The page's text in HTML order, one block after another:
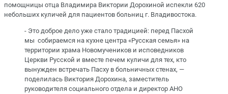
помощницы отца Владимира Виктории Дорохиной испекли 620
небольших куличей для пациентов больниц г. Владивостока.
- Это доброе дело уже стало традицией: перед Пасхой
мы собираемся на кухне центра «Русская семья» на
территории храма Новомучеников и исповедников
Церкви Русской и вместе печем куличи для тех, кто
вынужден встречать Пасху в больничных стенах, —
поделилась Виктория Дорохина, заместитель
руководителя социального отдела и директор АНО